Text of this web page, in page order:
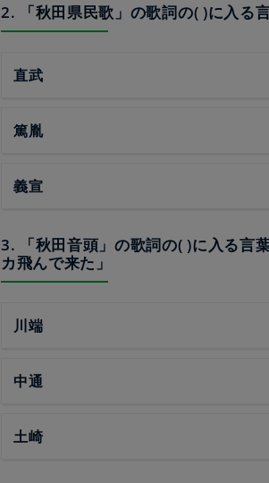
2. 「秋田県民歌」の歌詞の( )に入る
直武
篤胤
義宣
3. 「秋田音頭」の歌詞の( )に入る言
カ飛んで来た」
川端
中通
土崎